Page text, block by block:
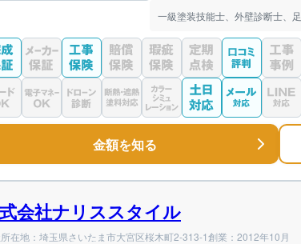
一級塗装技能士、外壁診断士、
金額を知る
会社ナリススタイル
在地：埼玉県さいたま市大宮区桜木町2-313-1創業：2012年10月